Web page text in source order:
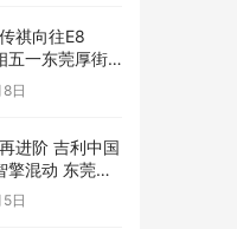
祺向往E8
五一东莞厚街
日
进阶 吉利中国
擎混动 东莞正
日